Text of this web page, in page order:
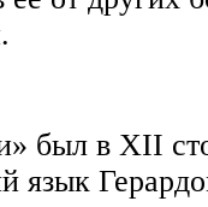
был в XII
язык